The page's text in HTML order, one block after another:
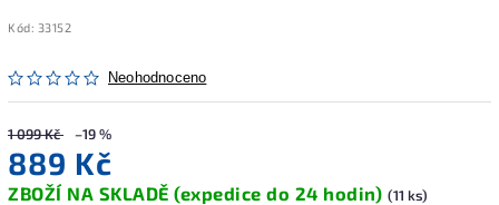
Kód: 33152
Neohodnoceno
1 099 Kč –19 %
889 Kč
ZBOŽÍ NA SKLADĚ (expedice do 24 hodin) (11 ks)